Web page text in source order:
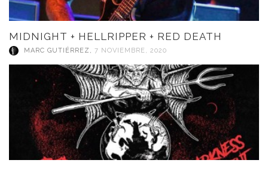
MIDNIGHT + HELLRIPPER + RED DEATH
MARC GUTIÉRREZ , 7 NOVIEMBRE, 2020